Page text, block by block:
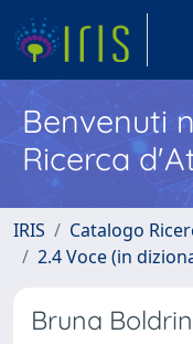
Benvenuti
Ricerca
IRIS Catalogo
2.4 Voce (in
Bruna